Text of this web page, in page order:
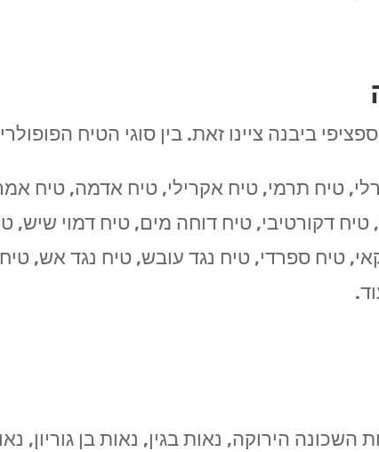
ביבנה ציינו זאת. בין סוגי הטיח
טיח תרמי, טיח אקרילי, טיח אדמה, טיח
דקורטיבי, טיח דוחה מים, טיח דמוי שיש,
טיח ספרדי, טיח נגד עובש, טיח נגד אש,
השכונה הירוקה, נאות בגין, נאות בן גוריון,